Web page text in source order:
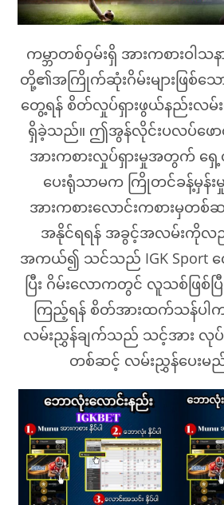
ကမ္ဘာတစ်ဝှမ်းရှိ အားကစားဝါသ
တို့၏အကြိုက်ဆုံးဂိမ်းများဖြစ်သေ
တွေ့ရန် စိတ်လှုပ်ရှားဖွယ်နည်းလမ်
ရှိခဲ့သည်။ ဤအွန်လိုင်းပလပ်ဖ
အားကစားလှုပ်ရှားမှုအတွက် ရှ
ပေးရုံသာမက ကြိုတင်ခန့်မှန်း
အားကစားလောင်းကစားမှတစ်ဆင့်
အနိုင်ရရန် အခွင့်အလမ်းကိုလည်
အကယ်၍ သင်သည် IGK Sport လ
ပြီး ဂိမ်းလောကတွင် လူသစ်ဖြစ်
ကြည့်ရန် စိတ်အားထက်သန်ပါ
လမ်းညွှန်ချက်သည် သင့်အား လုပ်
တစ်ဆင့် လမ်းညွှန်ပေးမ